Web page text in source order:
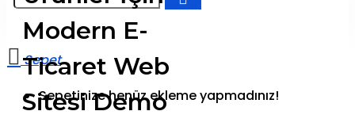
Sepetinize henüz ekleme yapmadınız!
Modern E-
Ticaret Web
Sitesi Demo